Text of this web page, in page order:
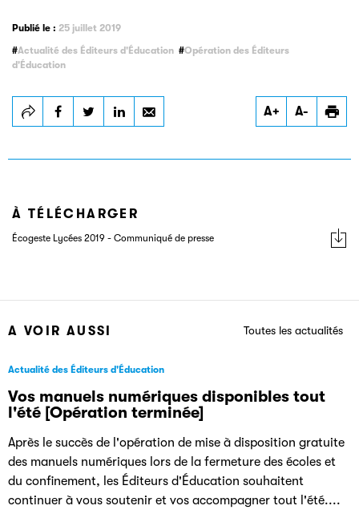
Publié le : 25 juillet 2019
Actualité des Éditeurs d'Éducation
Opération des Éditeurs
d'Éducation
A+ A-
À TÉLÉCHARGER
Écogeste Lycées 2019 - Communiqué de presse
A VOIR AUSSI Toutes les actualités
Actualité des Éditeurs d'Éducation
Vos manuels numériques disponibles tout
l'été [Opération terminée]
Après le succès de l'opération de mise à disposition gratuite
des manuels numériques lors de la fermeture des écoles et
du confinement, les Éditeurs d'Éducation souhaitent
continuer à vous soutenir et vos accompagner tout l'été....